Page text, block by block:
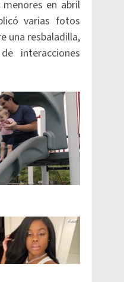
en abril
varias fotos
una resbaladilla,
interacciones